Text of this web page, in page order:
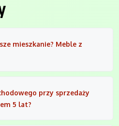
mieszkanie? Meble z
przy sprzedaży
5 lat?